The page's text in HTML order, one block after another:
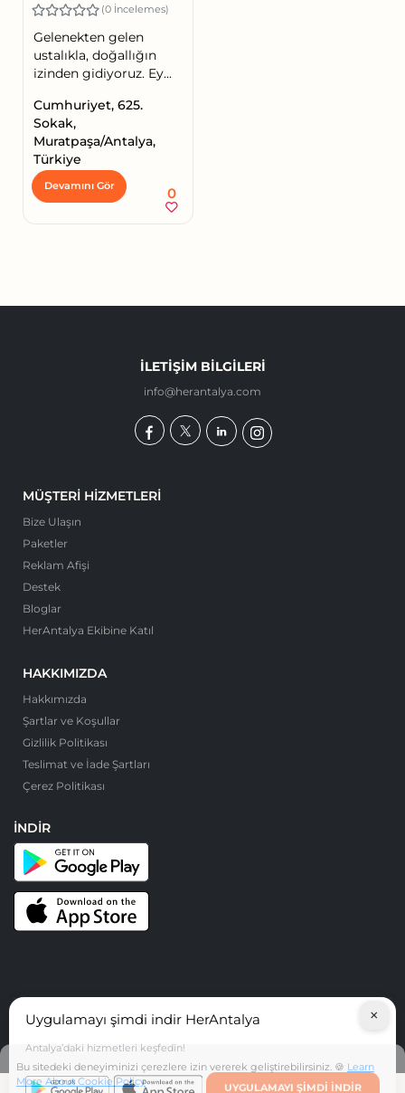
(0 İncelemes)
Gelenekten gelen
ustalıkla, doğallığın
izinden gidiyoruz. Ey...
Cumhuriyet, 625.
Sokak,
Muratpaşa/Antalya,
Türkiye
Devamını Gör 0
İLETIŞIM BILGILERI
info@herantalya.com
MÜŞTERI HIZMETLERI
Bize Ulaşın
Paketler
Reklam Afişi
Destek
Bloglar
HerAntalya Ekibine Katıl
HAKKIMIZDA
Hakkımızda
Şartlar ve Koşullar
Gizlilik Politikası
Teslimat ve İade Şartları
Çerez Politikası
İNDIR
© HerAntalya. 2026. Tüm Hakları Saklıdır
Uygulamayı şimdi indir HerAntalya
Antalya’daki hizmetleri keşfedin!
UYGULAMAYI ŞIMDI INDIR
×
Bu sitedeki deneyiminizi çerezlere izin vererek geliştirebilirsiniz. 🍪 Learn
More About Cookie Policy